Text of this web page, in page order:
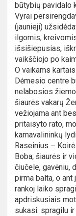
būtybių pavidalo
Vyrai
(jaunieji)
ilgomis,
išsišiepusias,
vaikščiojo po
O vaikams
Dėmesio centre
nelabosios
šiaurės vakarų
vežiojama ant
pritaisyto rato,
karnavalininkų
Raseinius –
Boba; šiaurės ir
čiučele, gavėniu,
pirma balta, o
rankoj laiko
apdriskusiais
sukasi: spragilu